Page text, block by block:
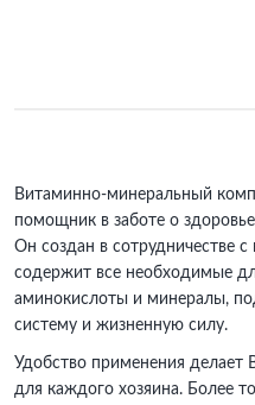
Витаминно-минеральный
помощник в заботе о
Он создан в сотрудничестве
содержит все необходимые
аминокислоты и минералы,
систему и жизненную силу.
Удобство применения
для каждого хозяина. Более